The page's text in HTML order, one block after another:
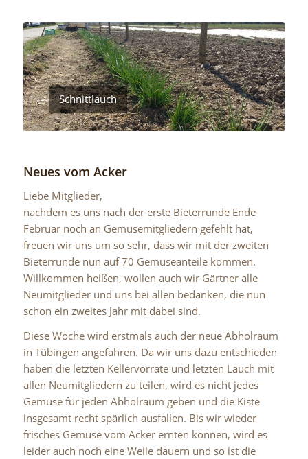
Schnittlauch
Neues vom Acker
Liebe Mitglieder,
nachdem es uns nach der erste Bieterrunde Ende
Februar noch an Gemüsemitgliedern gefehlt hat,
freuen wir uns um so sehr, dass wir mit der zweiten
Bieterrunde nun auf 70 Gemüseanteile kommen.
Willkommen heißen, wollen auch wir Gärtner alle
Neumitglieder und uns bei allen bedanken, die nun
schon ein zweites Jahr mit dabei sind.
Diese Woche wird erstmals auch der neue Abholraum
in Tübingen angefahren. Da wir uns dazu entschieden
haben die letzten Kellervorräte und letzten Lauch mit
allen Neumitgliedern zu teilen, wird es nicht jedes
Gemüse für jeden Abholraum geben und die Kiste
insgesamt recht spärlich ausfallen. Bis wir wieder
frisches Gemüse vom Acker ernten können, wird es
leider auch noch eine Weile dauern und so ist die